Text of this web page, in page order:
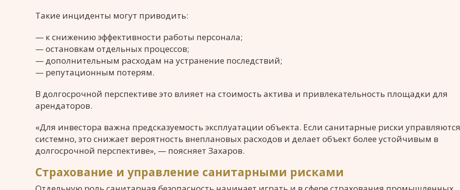
Такие инциденты могут приводить:
— к снижению эффективности работы персонала;
— остановкам отдельных процессов;
— дополнительным расходам на устранение последствий;
— репутационным потерям.
В долгосрочной перспективе это влияет на стоимость актива и привлекательность площадки для
арендаторов.
«Для инвестора важна предсказуемость эксплуатации объекта. Если санитарные риски управляются
системно, это снижает вероятность внеплановых расходов и делает объект более устойчивым в
долгосрочной перспективе», — поясняет Захаров.
Страхование и управление санитарными рисками